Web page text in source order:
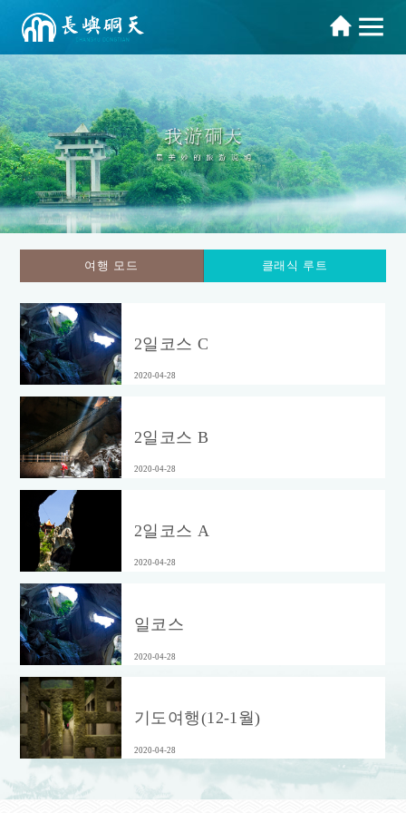
여행 모드 클래식 루트
2일코스 C
2020-04-28
2일코스 B
2020-04-28
2일코스 A
2020-04-28
일코스
2020-04-28
기도여행(12-1월)
2020-04-28